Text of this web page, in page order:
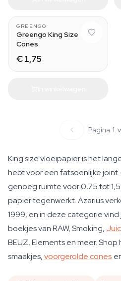
GREENGO
Greengo King Size
Cones
€ 1,75
Pagina 1
King size vloeipapier is het
hebt voor een fatsoenlijke joint
genoeg ruimte voor 0,75 tot
papier tegenwerkt. Azarius
1999, en in deze categorie vind
boekjes van RAW, Smoking,
BEUZ, Elements en meer. Shop
smaakjes,voorgerolde cones